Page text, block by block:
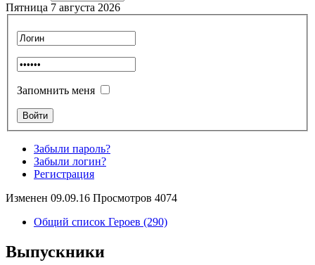
Пятница 7 августа 2026
Запомнить меня
Забыли пароль?
Забыли логин?
Регистрация
Изменен 09.09.16 Просмотров 4074
Общий список Героев (290)
Выпускники